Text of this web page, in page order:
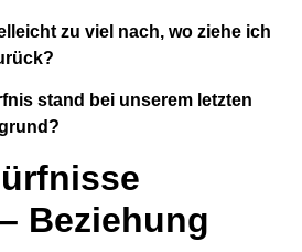
zu viel nach, wo ziehe ich
stand bei unserem letzten
Beziehung